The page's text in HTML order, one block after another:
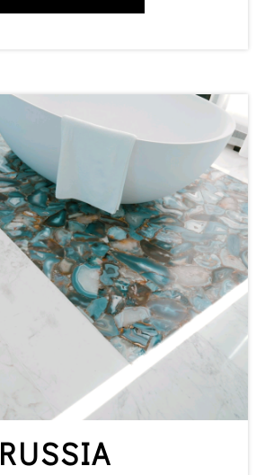
RUSSIA